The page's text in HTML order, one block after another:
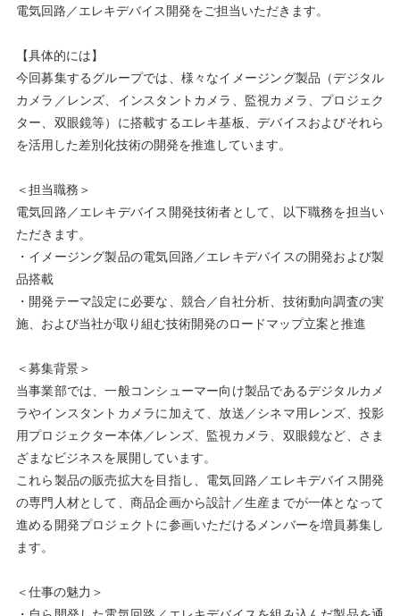
電気回路／エレキデバイス開発をご担当いただきます。
【具体的には】
今回募集するグループでは、様々なイメージング製品（デジタル
カメラ／レンズ、インスタントカメラ、監視カメラ、プロジェク
ター、双眼鏡等）に搭載するエレキ基板、デバイスおよびそれら
を活用した差別化技術の開発を推進しています。
＜担当職務＞
電気回路／エレキデバイス開発技術者として、以下職務を担当い
ただきます。
・イメージング製品の電気回路／エレキデバイスの開発および製
品搭載
・開発テーマ設定に必要な、競合／自社分析、技術動向調査の実
施、および当社が取り組む技術開発のロードマップ立案と推進
＜募集背景＞
当事業部では、一般コンシューマー向け製品であるデジタルカメ
ラやインスタントカメラに加えて、放送／シネマ用レンズ、投影
用プロジェクター本体／レンズ、監視カメラ、双眼鏡など、さま
ざまなビジネスを展開しています。
これら製品の販売拡大を目指し、電気回路／エレキデバイス開発
の専門人材として、商品企画から設計／生産までが一体となって
進める開発プロジェクトに参画いただけるメンバーを増員募集し
ます。
＜仕事の魅力＞